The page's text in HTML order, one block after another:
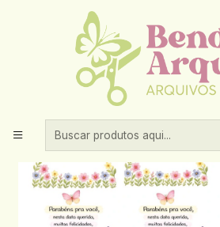
Aproveite 10% de desconto ao
Início Sublimação
Arquivo Sublimação DTF UV